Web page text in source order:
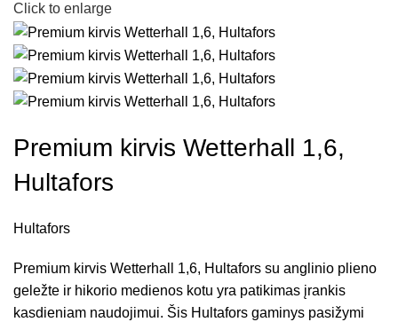
Click to enlarge
Premium kirvis Wetterhall 1,6,
Hultafors
Hultafors
Premium kirvis Wetterhall 1,6, Hultafors su anglinio plieno
geležte ir hikorio medienos kotu yra patikimas įrankis
kasdieniam naudojimui. Šis Hultafors gaminys pasižymi